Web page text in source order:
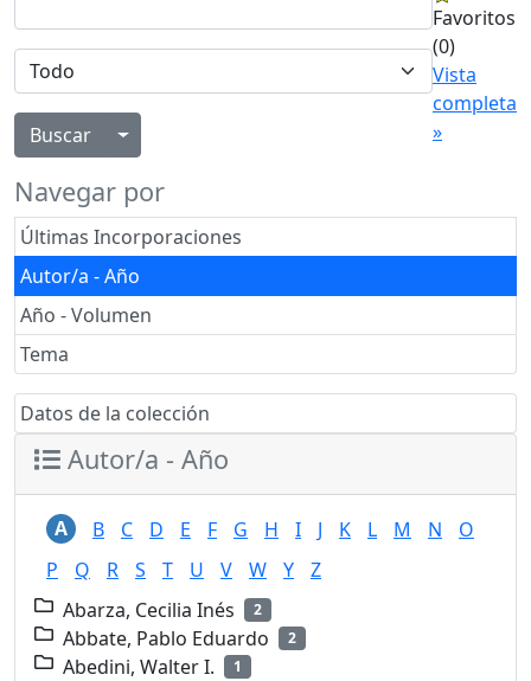
Alternar menú desplegable
Favoritos
(0)
Vista
completa
»
Navegar por
Últimas Incorporaciones
Autor/a - Año
Año - Volumen
Tema
Datos de la colección
Autor/a - Año
A B C D E F G H I J K L M N
O
P
Q R S T U V W Y
Z
Abarza, Cecilia Inés
2
Abbate, Pablo Eduardo 2
Abedini, Walter I. 1